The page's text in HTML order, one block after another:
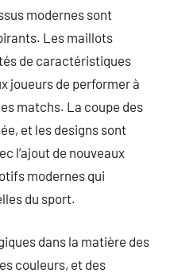
modernes sont
Les maillots
de caractéristiques
joueurs de performer à
matchs. La coupe des
et les designs sont
l’ajout de nouveaux
modernes qui
du sport.
dans la matière des
couleurs, et des